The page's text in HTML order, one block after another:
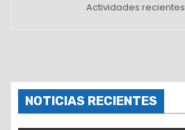
Actividades recientes
NOTICIAS RECIENTES